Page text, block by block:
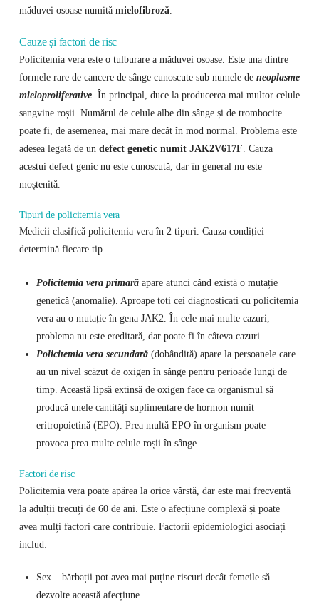
măduvei osoase numită mielofibroză.
Cauze și factori de risc
Policitemia vera este o tulburare a măduvei osoase. Este una dintre
formele rare de cancere de sânge cunoscute sub numele de neoplasme
mieloproliferative. În principal, duce la producerea mai multor celule
sangvine roșii. Numărul de celule albe din sânge și de trombocite
poate fi, de asemenea, mai mare decât în mod normal. Problema este
adesea legată de un defect genetic numit JAK2V617F . Cauza
acestui defect genic nu este cunoscută, dar în general nu este
moștenită.
Tipuri de policitemia vera
Medicii clasifică policitemia vera în 2 tipuri. Cauza condiției
determină fiecare tip.
Policitemia vera primară apare atunci când există o mutație
genetică (anomalie). Aproape toti cei diagnosticati cu policitemia
vera au o mutație în gena JAK2. În cele mai multe cazuri,
problema nu este ereditară, dar poate fi în câteva cazuri.
Policitemia vera secundară (dobândită) apare la persoanele care
au un nivel scăzut de oxigen în sânge pentru perioade lungi de
timp. Această lipsă extinsă de oxigen face ca organismul să
producă unele cantități suplimentare de hormon numit
eritropoietină (EPO). Prea multă EPO în organism poate
provoca prea multe celule roșii în sânge.
Factori de risc
Policitemia vera poate apărea la orice vârstă, dar este mai frecventă
la adulții trecuți de 60 de ani. Este o afecțiune complexă și poate
avea mulți factori care contribuie. Factorii epidemiologici asociați
includ:
Sex – bărbații pot avea mai puține riscuri decât femeile să
dezvolte această afecțiune.